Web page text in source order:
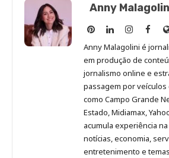
Anny
Anny
Malagolini
no
Pinterest
Anny
Malagolini
no
LinkedIn
Anny
no
no
Anny Malagolini é
em produção de
jornalismo online e
passagem por veículos
como Campo Grande
Estado, Midiamax,
acumula experiência
notícias, economia,
entretenimento e